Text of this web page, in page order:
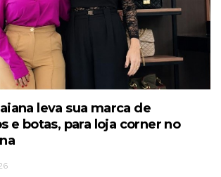
leva sua marca de
e botas, para loja corner no